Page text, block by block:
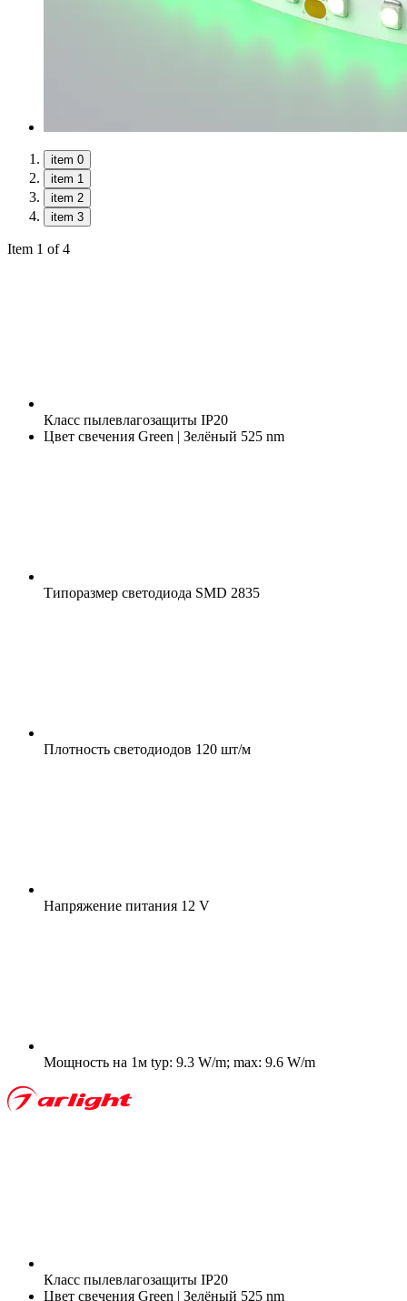
item 0
item 1
item 2
item 3
Item 1 of 4
Класс пылевлагозащиты IP20
Цвет свечения Green | Зелёный 525 nm
Типоразмер светодиода SMD 2835
Плотность светодиодов 120 шт/м
Напряжение питания 12 V
Мощность на 1м typ: 9.3 W/m; max: 9.6 W/m
Класс пылевлагозащиты IP20
Цвет свечения Green | Зелёный 525 nm